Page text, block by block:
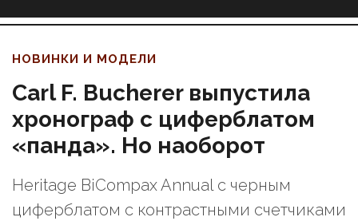
НОВИНКИ И МОДЕЛИ
Carl F. Bucherer выпустила
хронограф с циферблатом
«панда». Но наоборот
Heritage BiCompax Annual с черным
циферблатом с контрастными счетчиками